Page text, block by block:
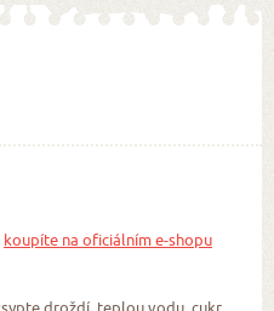
koupíte na oficiálním e-shopu